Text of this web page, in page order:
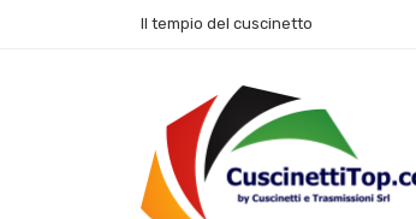
Il tempio del cuscinetto